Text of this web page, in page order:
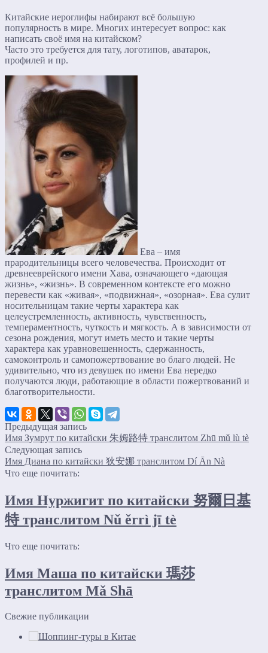
Китайские иероглифы набирают всё большую
популярность в мире. Многих интересует вопрос: как
написать своё имя на китайском?
Часто это требуется для тату, логотипов, аватарок,
профилей и пр.
Ева – имя
прародительницы всего человечества. Происходит от
древнееврейского имени Хава, означающего «дающая
жизнь», «жизнь». В современном контексте его можно
перевести как «живая», «подвижная», «озорная». Ева сулит
носительницам такие черты характера как
целеустремленность, активность, чувственность,
темпераментность, чуткость и мягкость. А в зависимости от
сезона рождения, могут иметь место и такие черты
характера как уравновешенность, сдержанность,
самоконтроль и самопожертвование во благо людей. Не
удивительно, что из девушек по имени Ева нередко
получаются люди, работающие в области пожертвований и
благотворительности.
Предыдущая запись
Имя Зумрут по китайски 朱姆路特 транслитом Zhū mǔ lù tè
Следующая запись
Имя Диана по китайски 狄安娜 транслитом Dí Ān Nà
Что еще почитать:
Имя Нуржигит по китайски 努爾日基
特 транслитом Nǔ ěrrì jī tè
Что еще почитать:
Имя Маша по китайски 瑪莎
транслитом Mǎ Shā
Свежие публикации